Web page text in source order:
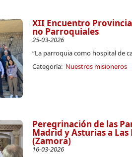
XII Encuentro
no Parroquiales
25-03-2026
“La parroquia como hospital de
Categoría: Nuestros misioneros
Peregrinación de las
Madrid y Asturias a
(Zamora)
16-03-2026